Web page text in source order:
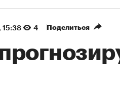
15:38 4 Поделиться